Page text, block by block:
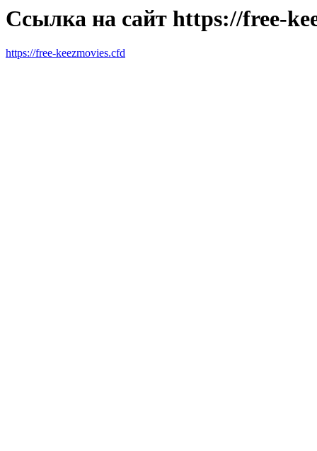
Ссылка на сайт https://free-
https://free-keezmovies.cfd